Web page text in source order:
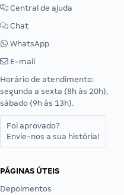
Central de ajuda
Chat
WhatsApp
E-mail
Horário de atendimento:
segunda a sexta (8h às 20h),
sábado (9h às 13h).
Foi aprovado?
Envie-nos a sua história!
PÁGINAS ÚTEIS
Depoimentos